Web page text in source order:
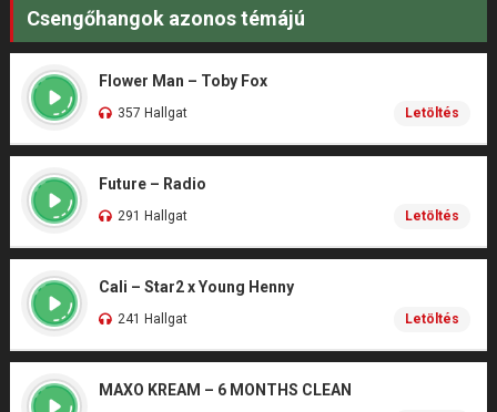
Csengőhangok azonos témájú
Flower Man – Toby Fox
357 Hallgat Letöltés
Future – Radio
291 Hallgat Letöltés
Cali – Star2 x Young Henny
241 Hallgat Letöltés
MAXO KREAM – 6 MONTHS CLEAN